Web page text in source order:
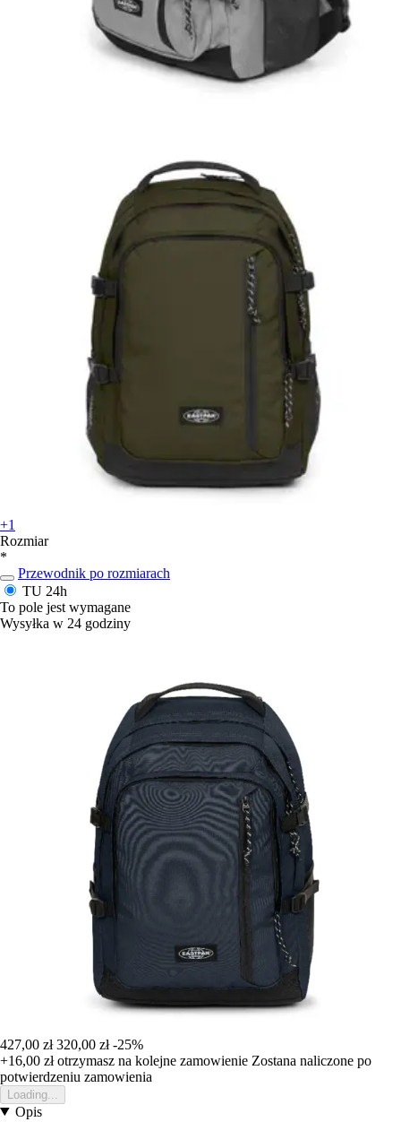
+1
Rozmiar
*
Przewodnik po rozmiarach
TU 24h
To pole jest wymagane
Wysyłka w 24 godziny
427,00 zł 320,00 zł -25%
+16,00 złotrzymasz na kolejne zamowienie Zostana naliczone po
potwierdzeniu zamowienia
Loading...
Opis